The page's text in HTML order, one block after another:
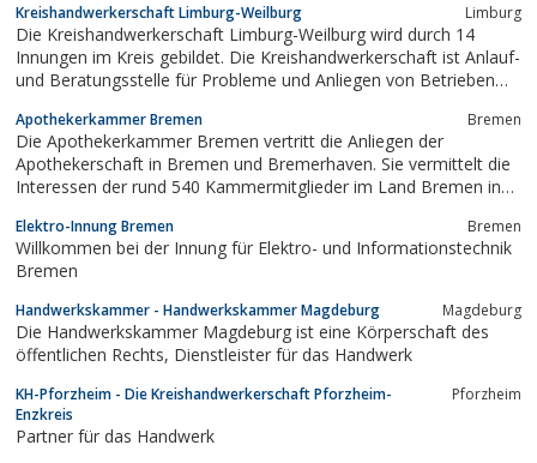
Kreishandwerkerschaft Limburg-Weilburg Limburg
Die Kreishandwerkerschaft Limburg-Weilburg wird durch 14
Innungen im Kreis gebildet. Die Kreishandwerkerschaft ist Anlauf-
und Beratungsstelle für Probleme und Anliegen von Betrieben
Beratungsangebot, das von der Einzellösung bis zur gerichtlichen
Vertretung bei Arbeits- und...
Apothekerkammer Bremen Bremen
Die Apothekerkammer Bremen vertritt die Anliegen der
Apothekerschaft in Bremen und Bremerhaven. Sie vermittelt die
Interessen der rund 540 Kammermitglieder im Land Bremen in
Elektro-Innung Bremen Bremen
Willkommen bei der Innung für Elektro- und Informationstechnik
Bremen
Handwerkskammer - Handwerkskammer Magdeburg Magdeburg
Die Handwerkskammer Magdeburg ist eine Körperschaft des
öffentlichen Rechts, Dienstleister für das Handwerk
KH-Pforzheim - Die Kreishandwerkerschaft Pforzheim-
Enzkreis
Pforzheim
Partner für das Handwerk